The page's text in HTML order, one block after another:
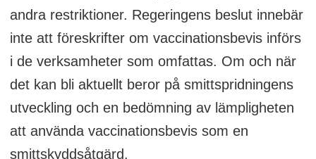
andra restriktioner. Regeringens beslut innebär
inte att föreskrifter om vaccinationsbevis införs
i de verksamheter som omfattas. Om och när
det kan bli aktuellt beror på smittspridningens
utveckling och en bedömning av lämpligheten
att använda vaccinationsbevis som en
smittskyddsåtgärd.